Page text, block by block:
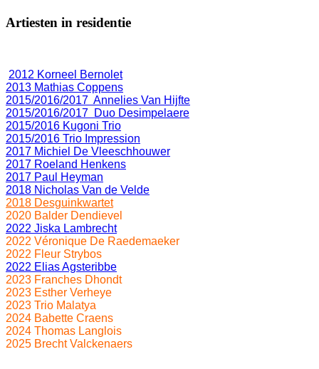
Artiesten in residentie
2012 Korneel Bernolet
2013 Mathias Coppens
2015/2016/2017 Annelies Van Hijfte
2015/2016/2017 Duo Desimpelaere
2015/2016 Kugoni Trio
2015/2016 Trio Impression
2017 Michiel De Vleeschhouwer
2017 Roeland Henkens
2017 Paul Heyman
2018 Nicholas Van de Velde
2018 Desguinkwartet
2020 Balder Dendievel
2022 Jiska Lambrecht
2022 Véronique De Raedemaeker
2022 Fleur Strybos
2022 Elias Agsteribbe
2023 Franches Dhondt
2023 Esther Verheye
2023 Trio Malatya
2024 Babette Craens
2024 Thomas Langlois
2025 Brecht Valckenaers